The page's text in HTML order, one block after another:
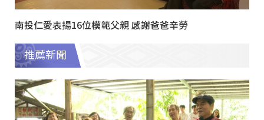
南投仁愛表揚16位模範父親 感謝爸爸辛勞
推薦新聞